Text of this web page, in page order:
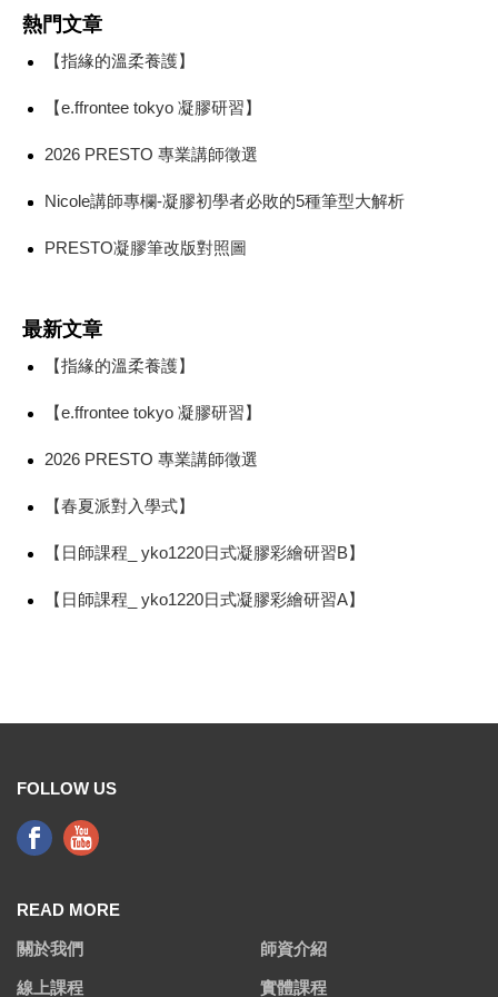
熱門文章
【指緣的溫柔養護】
【e.ffrontee tokyo 凝膠研習】
2026 PRESTO 專業講師徵選
Nicole講師專欄-凝膠初學者必敗的5種筆型大解析
PRESTO凝膠筆改版對照圖
最新文章
【指緣的溫柔養護】
【e.ffrontee tokyo 凝膠研習】
2026 PRESTO 專業講師徵選
【春夏派對入學式】
【日師課程_ yko1220日式凝膠彩繪研習B】
【日師課程_ yko1220日式凝膠彩繪研習A】
FOLLOW US
READ MORE
關於我們 師資介紹
線上課程 實體課程